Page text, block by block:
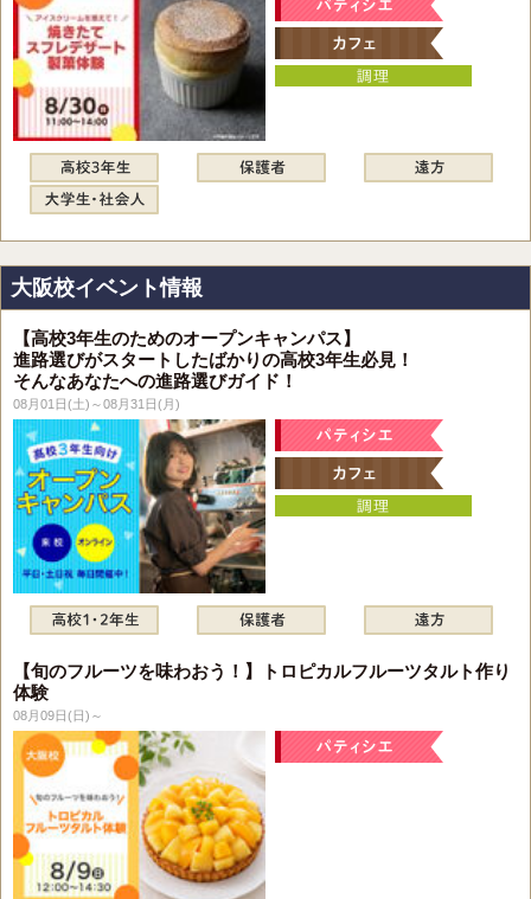
大阪校イベント情報
【高校3年生のためのオープンキャンパス】
進路選びがスタートしたばかりの高校3年生必見！
そんなあなたへの進路選びガイド！
08月01日(土)～08月31日(月)
【旬のフルーツを味わおう！】トロピカルフルーツタルト作り
体験
08月09日(日)～